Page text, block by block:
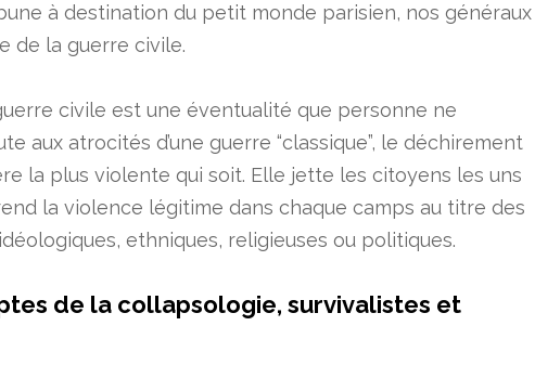
à destination du petit monde parisien, nos généraux
de la guerre civile.
civile est une éventualité que personne ne
aux atrocités d’une guerre “classique”, le déchirement
la plus violente qui soit. Elle jette les citoyens les uns
la violence légitime dans chaque camps au titre des
ethniques, religieuses ou politiques.
de la collapsologie, survivalistes et